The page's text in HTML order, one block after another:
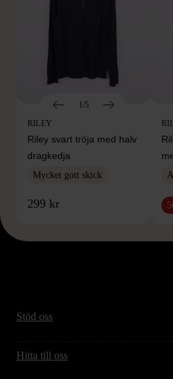
1/5
RILEY
Riley svart tröja med halv
dragkedja
Mycket gott skick
299 kr
Stöd oss
Hitta till oss